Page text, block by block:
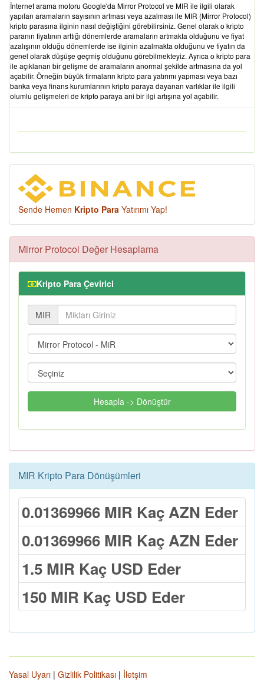
İnternet arama motoru Google'da Mirror Protocol ve MIR ile ilgili olarak
yapılan aramaların sayısının artması veya azalması ile MIR (Mirror Protocol)
kripto parasına ilginin nasıl değiştiğini görebilirsiniz. Genel olarak o kripto
paranın fiyatının arttığı dönemlerde aramaların artmakta olduğunu ve fiyat
azalışının olduğu dönemlerde ise ilginin azalmakta olduğunu ve fiyatın da
genel olarak düşüşe geçmiş olduğunu görebilmekteyiz. Ayrıca o kripto para
ile açıklanan bir gelişme de aramaların anormal şekilde artmasına da yol
açabilir. Örneğin büyük firmaların kripto para yatırımı yapması veya bazı
banka veya finans kurumlarının kripto paraya dayanan varlıklar ile ilgili
olumlu gelişmeleri de kripto paraya ani bir ilgi artışına yol açabilir.
Sende Hemen Kripto Para Yatırımı Yap!
Mirror Protocol Değer Hesaplama
Kripto Para Çevirici
MIR
Hesapla -> Dönüştür
MIR Kripto Para Dönüşümleri
0.01369966 MIR Kaç AZN Eder
0.01369966 MIR Kaç AZN Eder
1.5 MIR Kaç USD Eder
150 MIR Kaç USD Eder
Yasal Uyarı | Gizlilik Politikası | İletşim